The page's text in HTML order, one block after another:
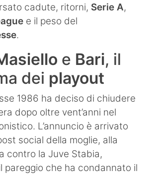
cadute, ritorni, Serie A,
e il peso del
.
e Bari, il
dei playout
1986 ha deciso di chiudere
dopo oltre vent’anni nel
L’annuncio è arrivato
social della moglie, alla
contro la Juve Stabia,
pareggio che ha condannato il